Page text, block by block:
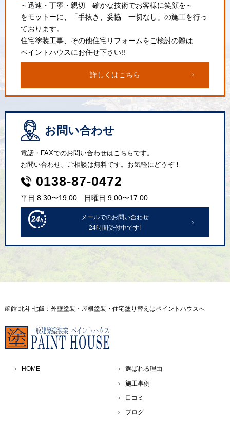
～迅速・丁寧・親切 確かな技術でお客様に笑顔を～
をモットーに、「手抜き、妥協 一切なし」の施工を行っ
ております。
住宅塗装工事、その他住宅リフォームをご検討の際は
ペイントハウスにお任せ下さい!!
詳しくはこちら
お問い合わせ
電話・FAXでのお問い合わせはこちらです。
お問い合わせ、ご相談は無料です。お気軽にどうぞ！
0138-87-0472
平日 8:30〜19:00 日曜日 9:00〜17:00
メールでのお問い合わせ
24時間受付中です!
函館 北斗 七飯：外壁塗装・屋根塗装・住宅塗り替えはペイントハウスへ
HOME 選ばれる理由
施工事例
口コミ
ブログ